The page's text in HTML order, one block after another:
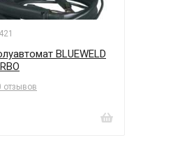
BLUEWELD
отзывов